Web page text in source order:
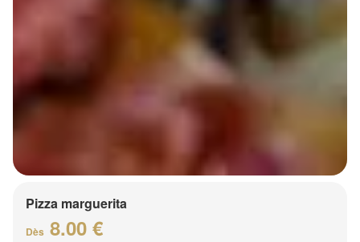
Pizza marguerita
Dès 8.00 €